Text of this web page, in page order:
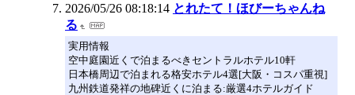
2026/05/26 08:18:14 とれたて！ほびーちゃんね
る
実用情報
空中庭園近くで泊まるべきセントラルホテル10軒
日本橋周辺で泊まれる格安ホテル4選[大阪・コスパ重視]
九州鉄道発祥の地碑近くに泊まる:厳選4ホテルガイド